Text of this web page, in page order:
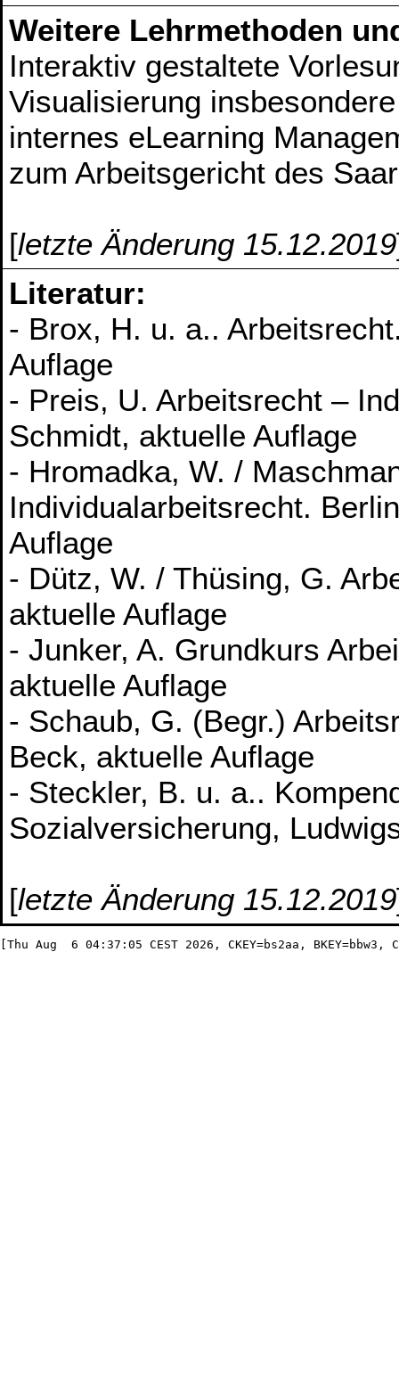
Weitere Lehrmethoden
Interaktiv gestaltete
Visualisierung
internes eLearning
zum Arbeitsgericht des
[letzte Änderung 15.12.2019
Literatur:
- Brox, H. u. a..
Auflage
- Preis, U. Arbeitsrecht –
Schmidt, aktuelle Auflage
- Hromadka, W. /
Individualarbeitsrecht.
Auflage
- Dütz, W. / Thüsing, G.
aktuelle Auflage
- Junker, A. Grundkurs
aktuelle Auflage
- Schaub, G. (Begr.)
Beck, aktuelle Auflage
- Steckler, B. u. a..
Sozialversicherung,
[letzte Änderung 15.12.2019